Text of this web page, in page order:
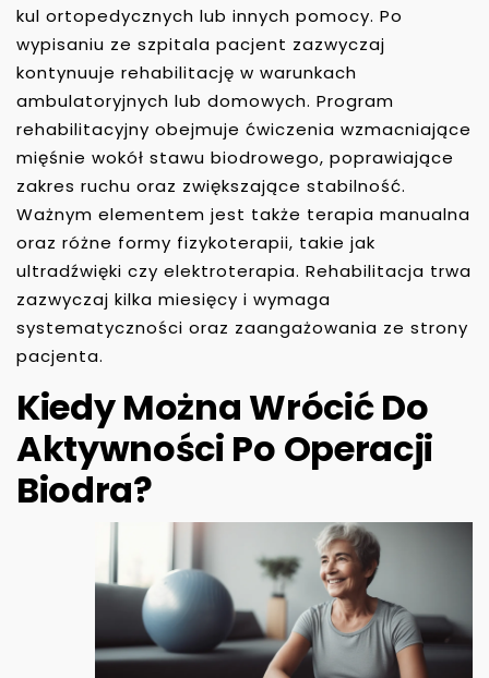
kul ortopedycznych lub innych pomocy. Po
wypisaniu ze szpitala pacjent zazwyczaj
kontynuuje rehabilitację w warunkach
ambulatoryjnych lub domowych. Program
rehabilitacyjny obejmuje ćwiczenia wzmacniające
mięśnie wokół stawu biodrowego, poprawiające
zakres ruchu oraz zwiększające stabilność.
Ważnym elementem jest także terapia manualna
oraz różne formy fizykoterapii, takie jak
ultradźwięki czy elektroterapia. Rehabilitacja trwa
zazwyczaj kilka miesięcy i wymaga
systematyczności oraz zaangażowania ze strony
pacjenta.
Kiedy Można Wrócić Do
Aktywności Po Operacji
Biodra?